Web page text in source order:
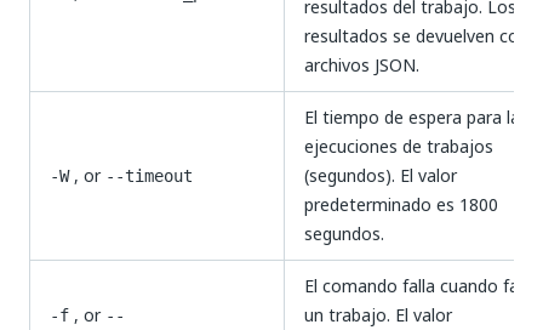
resultados del trabajo. Los
resultados se devuelven
archivos JSON.
-W, or --timeout
El tiempo de espera para las
ejecuciones de trabajos
(segundos). El valor
predeterminado es 1800
segundos.
-f , or --
El comando falla cuando falla
un trabajo. El valor